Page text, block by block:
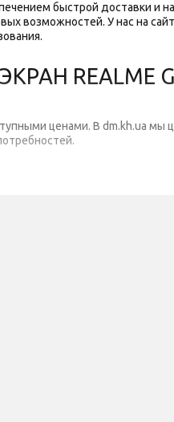
быстрой доставки и
возможностей. У нас на
ценами. В dm.kh.ua